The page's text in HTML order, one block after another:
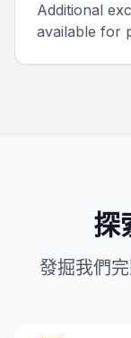
Additional
available for
探
發掘我們